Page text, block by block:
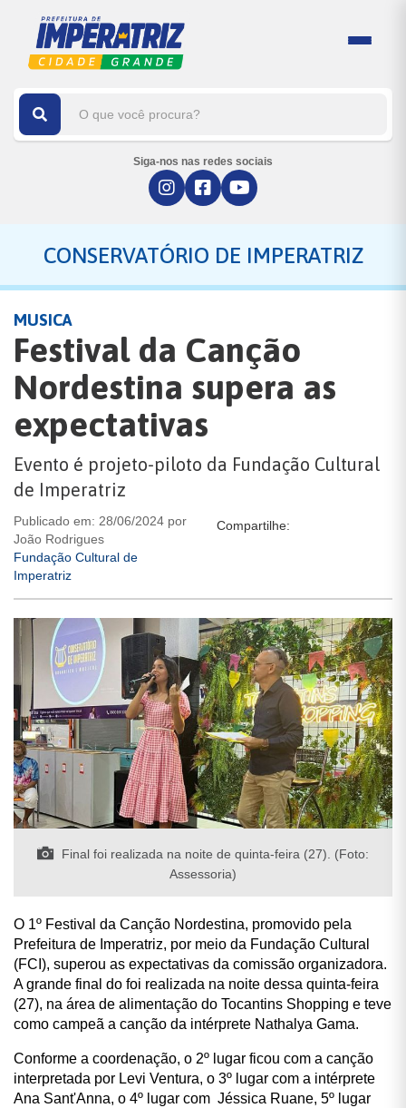
Siga-nos nas redes sociais
CONSERVATÓRIO DE IMPERATRIZ
MUSICA
Festival da Canção
Nordestina supera as
expectativas
Evento é projeto-piloto da Fundação Cultural
de Imperatriz
Publicado em: 28/06/2024 por
João Rodrigues
Fundação Cultural de
Imperatriz
Compartilhe:
Final foi realizada na noite de quinta-feira (27). (Foto:
Assessoria)
O 1º Festival da Canção Nordestina, promovido pela
Prefeitura de Imperatriz, por meio da Fundação Cultural
(FCI), superou as expectativas da comissão organizadora.
A grande final do foi realizada na noite dessa quinta-feira
(27), na área de alimentação do Tocantins Shopping e teve
como campeã a canção da intérprete Nathalya Gama.
Conforme a coordenação, o 2º lugar ficou com a canção
interpretada por Levi Ventura, o 3º lugar com a intérprete
Ana Sant'Anna, o 4º lugar com Jéssica Ruane, 5º lugar